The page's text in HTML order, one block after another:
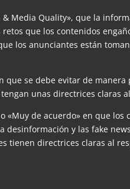
Media Quality», que la
que los contenidos
los anunciantes están
que se debe evitar de manera
unas directrices claras
«Muy de acuerdo» en que los
y las fake
tienen directrices claras al